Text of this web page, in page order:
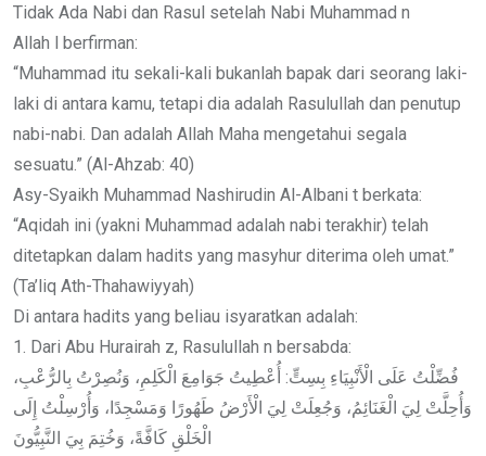
Tidak Ada Nabi dan Rasul setelah Nabi Muhammad n
Allah l berfirman:
“Muhammad itu sekali-kali bukanlah bapak dari seorang laki-
laki di antara kamu, tetapi dia adalah Rasulullah dan penutup
nabi-nabi. Dan adalah Allah Maha mengetahui segala
sesuatu.” (Al-Ahzab: 40)
Asy-Syaikh Muhammad Nashirudin Al-Albani t berkata:
“Aqidah ini (yakni Muhammad adalah nabi terakhir) telah
ditetapkan dalam hadits yang masyhur diterima oleh umat.”
(Ta’liq Ath-Thahawiyyah)
Di antara hadits yang beliau isyaratkan adalah:
1. Dari Abu Hurairah z, Rasulullah n bersabda:
فُضِّلْتُ عَلَى الْأَنْبِيَاءِ بِسِتٍّ: أُعْطِيتُ جَوَامِعَ الْكَلِمِ، وَنُصِرْتُ بِالرُّعْبِ،
وَأُحِلَّتْ لِيَ الْغَنَائِمُ، وَجُعِلَتْ لِيَ الْأَرْضُ طَهُورًا وَمَسْجِدًا، وَأُرْسِلْتُ إِلَى
الْخَلْقِ كَافَّةً، وَخُتِمَ بِيَ النَّبِيُّونَ